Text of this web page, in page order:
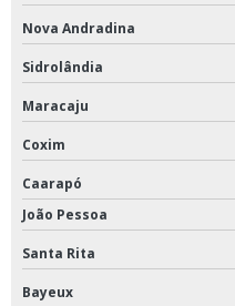
Nova Andradina
Sidrolândia
Maracaju
Coxim
Caarapó
João Pessoa
Santa Rita
Bayeux